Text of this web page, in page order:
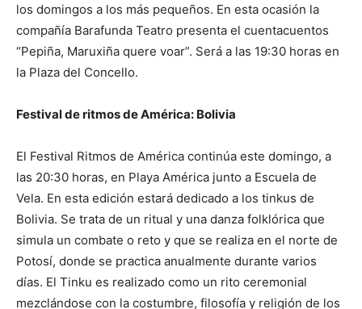
los domingos a los más pequeños. En esta ocasión la
compañía Barafunda Teatro presenta el cuentacuentos
“Pepiña, Maruxiña quere voar”. Será a las 19:30 horas en
la Plaza del Concello.
Festival de ritmos de América: Bolivia
El Festival Ritmos de América continúa este domingo, a
las 20:30 horas, en Playa América junto a Escuela de
Vela. En esta edición estará dedicado a los tinkus de
Bolivia. Se trata de un ritual y una danza folklórica que
simula un combate o reto y que se realiza en el norte de
Potosí, donde se practica anualmente durante varios
días. El Tinku es realizado como un rito ceremonial
mezclándose con la costumbre, filosofía y religión de los